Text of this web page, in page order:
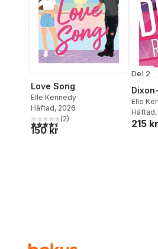
Love Song
Elle Kennedy
Häftad, 2026
4,5utav 5 stjärnor. Totalt antal röster:
(2)
150 kr
Del 2
Elle
Häftad
215 kr